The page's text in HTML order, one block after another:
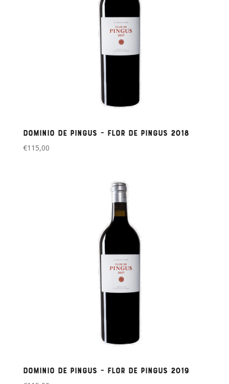
Dominio de Pingus – Flor de Pingus 2018
€115,00
Dominio de Pingus – Flor de Pingus 2019